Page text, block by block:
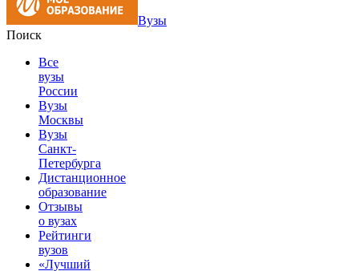
Вузы
Поиск
Все
вузы
России
Вузы
Москвы
Вузы
Санкт-
Петербурга
Дистанционное
образование
Отзывы
о вузах
Рейтинги
вузов
«Лучший